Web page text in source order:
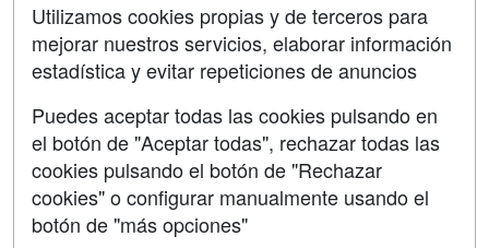
Copyleft
Grupo formazion:
Utilizamos cookies propias y de terceros para
mejorar nuestros servicios, elaborar información
estadística y evitar repeticiones de anuncios
Puedes aceptar todas las cookies pulsando en
el botón de "Aceptar todas", rechazar todas las
cookies pulsando el botón de "Rechazar
cookies" o configurar manualmente usando el
botón de "más opciones"